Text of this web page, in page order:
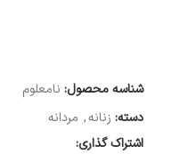
شناسه محصول: نامعلوم
دسته: زنانه, مردانه
اشتراک گذاری: